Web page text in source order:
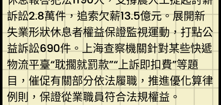
訴訟2.8萬件，追索欠薪13.5億元。展開新
失業形狀休息者權益保證監視運動，打點公
益訴訟690件。上海查察機關針對某些快遞
物流平臺“耽擱就罰款”“上訴即扣費”等題
目，催促有關部分依法履職，推進優化算律
例則，保證從業職員符合法規權益。